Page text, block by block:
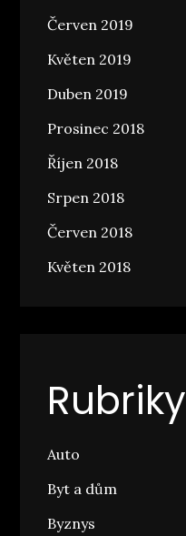
Červen 2019
Květen 2019
Duben 2019
Prosinec 2018
Říjen 2018
Srpen 2018
Červen 2018
Květen 2018
Rubriky
Auto
Byt a dům
Byznys